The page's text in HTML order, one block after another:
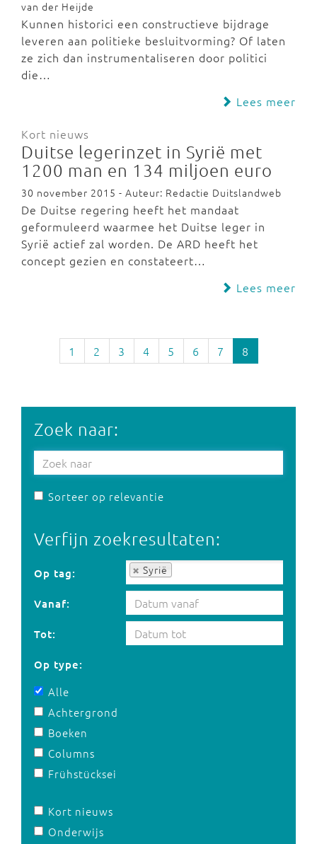
van der Heijde
Kunnen historici een constructieve bijdrage
leveren aan politieke besluitvorming? Of laten
ze zich dan instrumentaliseren door politici
die…
Lees meer
Kort nieuws
Duitse legerinzet in Syrië met
1200 man en 134 miljoen euro
30 november 2015 - Auteur: Redactie Duitslandweb
De Duitse regering heeft het mandaat
geformuleerd waarmee het Duitse leger in
Syrië actief zal worden. De ARD heeft het
concept gezien en constateert…
Lees meer
1 2 3 4 5 6 7 8
Zoek naar:
Sorteer op relevantie
Verfijn zoekresultaten:
Op tag: Syrië
Op tag:
Vanaf:
Tot:
Op type:
Alle
Achtergrond
Boeken
Columns
Frühstücksei
Kort nieuws
Onderwijs